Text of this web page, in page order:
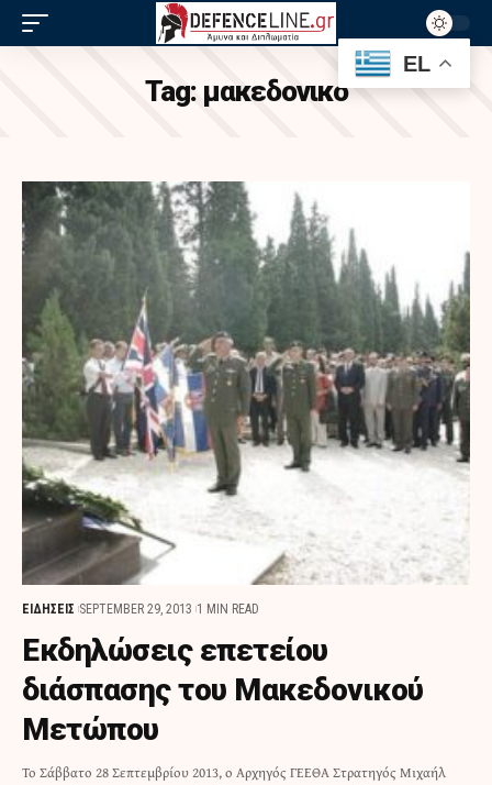
Tag: μακεδονικο
ΕΙΔΗΣΕΙΣ SEPTEMBER 29, 2013 1 MIN READ
Εκδηλώσεις επετείου
διάσπασης του Μακεδονικού
Μετώπου
Το Σάββατο 28 Σεπτεμβρίου 2013, ο Αρχηγός ΓΕΕΘΑ Στρατηγός Μιχαήλ
EL